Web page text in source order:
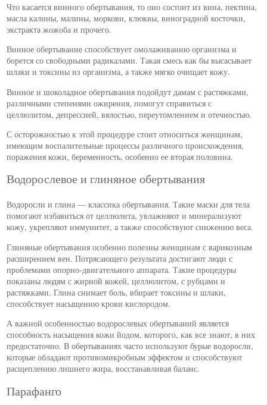
Что касается винного обертывания, то оно состоит из вина, пектина,
масла калины, малины, моркови, клюквы, виноградной косточки,
экстракта жожоба и прочего.
Винное обертывание способствует омолаживанию организма и
борется со свободными радикалами. Такая смесь как бы высасывает
шлаки и токсины из организма, а также мягко очищает кожу.
Винное и шоколадное обертывания подойдут дамам с растяжками,
различными степенями ожирения, помогут справиться с
целлюлитом, депрессией, вялостью, переутомлением и отечностью.
С осторожностью к этой процедуре стоит относиться женщинам,
имеющим воспалительные процессы различного происхождения,
поражения кожи, беременность, особенно ее вторая половина.
Водорослевое и глиняное обертывания
Водоросли и глина — классика обертывания. Такие маски для тела
помогают избавиться от целлюлита, увлажняют и минерализуют
кожу, укрепляют иммунитет, а также способствуют снижению веса.
Глиняные обертывания особенно полезны женщинам с варикозным
расширением вен. Потрясающего результата достигают люди с
проблемами опорно-двигательного аппарата. Такие процедуры
показаны людям с жирной кожей, целлюлитом, с рубцами и
растяжками. Глина снимает боль, вбирает токсины и шлаки,
способствует насыщению крови кислородом.
А важной особенностью водорослевых обертываний является
способность насыщения кожи йодом, которого, как все знают, в них
предостаточно. В обертываниях часто используют бурые водоросли,
которые обладают противомикробным эффектом и способствуют
расщеплению лишнего жира, восстанавливая баланс.
Парафанго